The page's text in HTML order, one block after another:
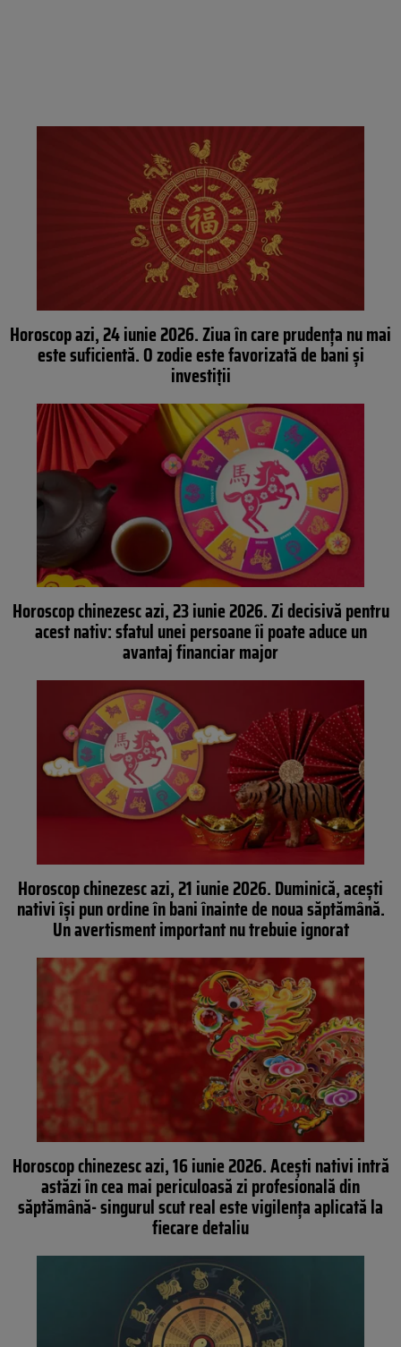
Horoscop azi, 24 iunie 2026. Ziua în care prudența nu mai
este suficientă. O zodie este favorizată de bani și
investiții
Horoscop chinezesc azi, 23 iunie 2026. Zi decisivă pentru
acest nativ: sfatul unei persoane îi poate aduce un
avantaj financiar major
Horoscop chinezesc azi, 21 iunie 2026. Duminică, acești
nativi își pun ordine în bani înainte de noua săptămână.
Un avertisment important nu trebuie ignorat
Horoscop chinezesc azi, 16 iunie 2026. Acești nativi intră
astăzi în cea mai periculoasă zi profesională din
săptămână- singurul scut real este vigilența aplicată la
fiecare detaliu